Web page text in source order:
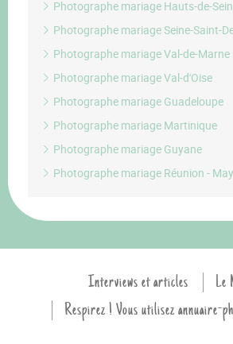
Photographe mariage Hauts-de-
Photographe mariage Seine-Saint-
Photographe mariage Val-de-Marne
Photographe mariage Val-d'Oise
Photographe mariage Guadeloupe
Photographe mariage Martinique
Photographe mariage Guyane
Photographe mariage Réunion -
Interviews et articles
Le
Respirez ! Vous utilisez annuaire-